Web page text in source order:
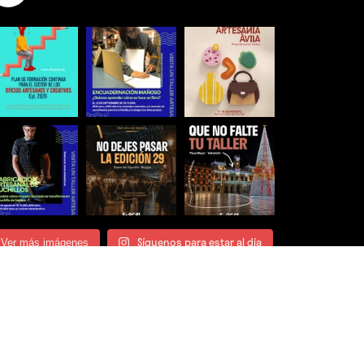
Ver más imágenes Síguenos para estar al día